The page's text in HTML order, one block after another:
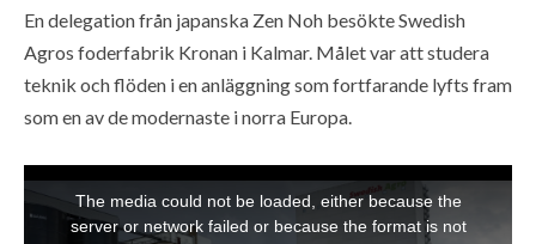
En delegation från japanska Zen Noh besökte Swedish
Agros foderfabrik Kronan i Kalmar. Målet var att studera
teknik och flöden i en anläggning som fortfarande lyfts fram
som en av de modernaste i norra Europa.